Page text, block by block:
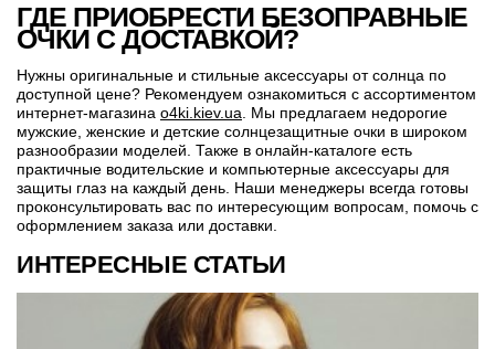
ГДЕ ПРИОБРЕСТИ БЕЗОПРАВНЫЕ
ОЧКИ С ДОСТАВКОЙ?
Нужны оригинальные и стильные аксессуары от солнца по
доступной цене? Рекомендуем ознакомиться с ассортиментом
интернет-магазина o4ki.kiev.ua. Мы предлагаем недорогие
мужские, женские и детские солнцезащитные очки в широком
разнообразии моделей. Также в онлайн-каталоге есть
практичные водительские и компьютерные аксессуары для
защиты глаз на каждый день. Наши менеджеры всегда готовы
проконсультировать вас по интересующим вопросам, помочь с
оформлением заказа или доставки.
ИНТЕРЕСНЫЕ СТАТЬИ